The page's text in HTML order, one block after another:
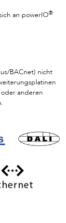
an powerIO®
BACnet) nicht
anderen